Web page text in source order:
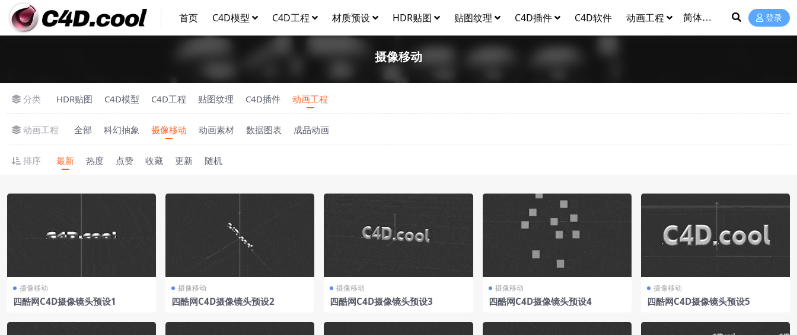
首页 C4D模型 C4D工程 材质预设 HDR贴图 贴图纹理 C4D插件 C4D软件 动画工程 登录
摄像移动
分类 HDR贴图 C4D模型 C4D工程 贴图纹理 C4D插件 动画工程
动画工程 全部 科幻抽象 摄像移动 动画素材 数据图表 成品动画
排序 最新 热度 点赞 收藏 更新 随机
摄像移动
四酷网C4D摄像镜头预设1
摄像移动
四酷网C4D摄像镜头预设2
摄像移动
四酷网C4D摄像镜头预设3
摄像移动
四酷网C4D摄像镜头预设4
摄像移动
四酷网C4D摄像镜头预设5